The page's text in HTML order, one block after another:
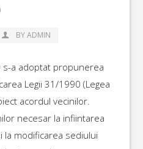
BY ADMIN
a adoptat propunerea
Legii 31/1990 (Legea
acordul vecinilor.
necesar la infiintarea
la modificarea sediului